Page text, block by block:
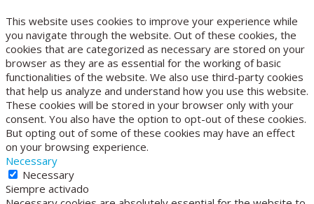
This website uses cookies to improve your experience while
you navigate through the website. Out of these cookies, the
cookies that are categorized as necessary are stored on your
browser as they are as essential for the working of basic
functionalities of the website. We also use third-party cookies
that help us analyze and understand how you use this website.
These cookies will be stored in your browser only with your
consent. You also have the option to opt-out of these cookies.
But opting out of some of these cookies may have an effect
on your browsing experience.
Necessary
Necessary
Siempre activado